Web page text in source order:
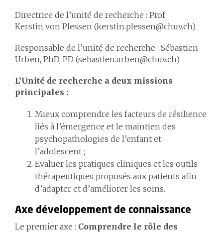
Directrice de l’unité de recherche : Prof.
Kerstin von Plessen (kerstin.plessen@chuv.ch)
Responsable de l’unité de recherche : Sébastien
Urben, PhD, PD (sebastien.urben@chuv.ch)
L’Unité de recherche a deux missions
principales :
Mieux comprendre les facteurs de résilience
liés à l’émergence et le maintien des
psychopathologies de l’enfant et
l’adolescent ;
Evaluer les pratiques cliniques et les outils
thérapeutiques proposés aux patients afin
d’adapter et d’améliorer les soins.
Axe développement de connaissance
Le premier axe : Comprendre le rôle des